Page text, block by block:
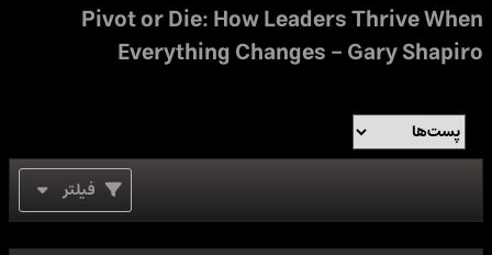
Pivot or Die: How Leaders Thrive
Everything Changes - Gary
فیلتر